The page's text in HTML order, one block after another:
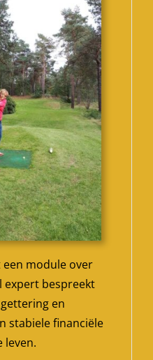
module over
expert bespreekt
en
stabiele financiële
leven.